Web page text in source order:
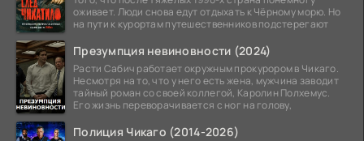
оживает. Люди снова едут отдыхать к Чёрному морю. Но
на пути к курортам путешественников подстерегают
Презумпция невиновности (2024)
Расти Сабич работает окружным прокурором в Чикаго.
Несмотря на то, что у него есть жена, мужчина заводит
тайный роман со своей коллегой, Каролин Полхемус.
Его жизнь переворачивается с ног на голову,
Полиция Чикаго (2014-2026)